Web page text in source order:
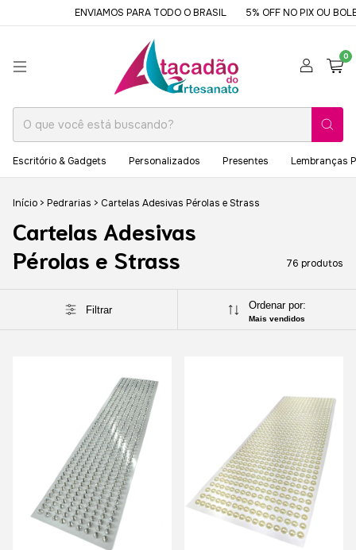
ENVIAMOS PARA TODO O BRASIL 5% OFF NO PIX OU BOLETO
0
Escritório & Gadgets Personalizados Presentes Lembranças
Início > Pedrarias > Cartelas Adesivas Pérolas e Strass
Cartelas Adesivas
Pérolas e Strass
76 produtos
Filtrar Ordenar por:
Mais vendidos